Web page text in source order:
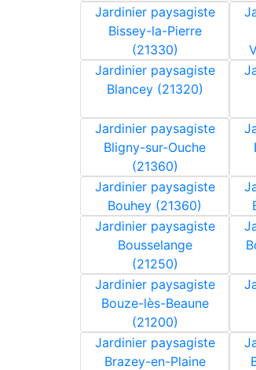
Jardinier paysagiste
Bissey-la-Pierre
(21330)
Jardinier paysagiste
Blancey (21320)
Jardinier paysagiste
Bligny-sur-Ouche
(21360)
Jardinier paysagiste
Bouhey (21360)
Jardinier paysagiste
Bousselange
(21250)
Jardinier paysagiste
Bouze-lès-Beaune
(21200)
Jardinier paysagiste
Brazey-en-Plaine